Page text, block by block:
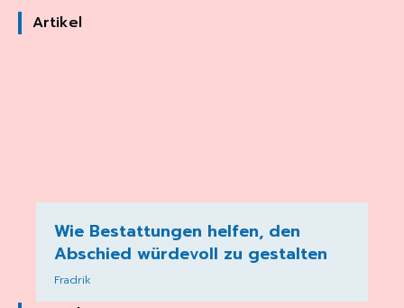
Artikel
Wie Bestattungen helfen, den
Abschied würdevoll zu gestalten
Fradrik